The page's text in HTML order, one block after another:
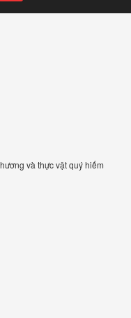
và thực vật quý hiếm